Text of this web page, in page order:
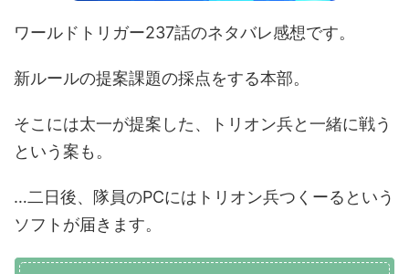
ワールドトリガー237話のネタバレ感想です。
新ルールの提案課題の採点をする本部。
そこには太一が提案した、トリオン兵と一緒に戦う
という案も。
…二日後、隊員のPCにはトリオン兵つくーるという
ソフトが届きます。